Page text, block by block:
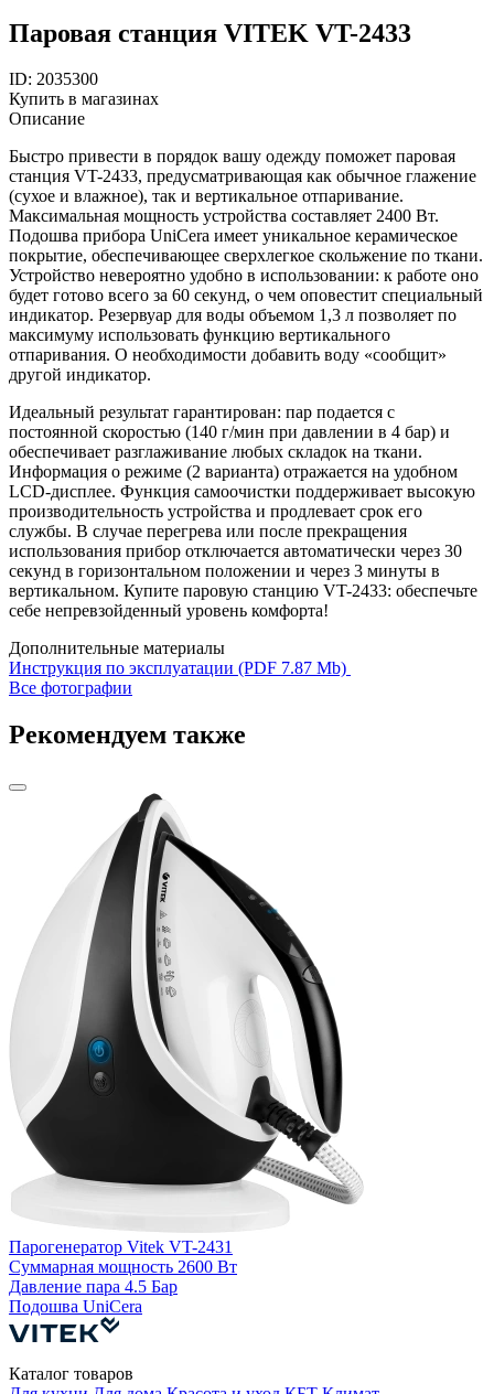
Паровая станция VITEK VT-2433
ID: 2035300
Купить в магазинах
Описание
Быстро привести в порядок вашу одежду поможет паровая
станция VT-2433, предусматривающая как обычное глажение
(сухое и влажное), так и вертикальное отпаривание.
Максимальная мощность устройства составляет 2400 Вт.
Подошва прибора UniCera имеет уникальное керамическое
покрытие, обеспечивающее сверхлегкое скольжение по ткани.
Устройство невероятно удобно в использовании: к работе оно
будет готово всего за 60 секунд, о чем оповестит специальный
индикатор. Резервуар для воды объемом 1,3 л позволяет по
максимуму использовать функцию вертикального
отпаривания. О необходимости добавить воду «сообщит»
другой индикатор.
Идеальный результат гарантирован: пар подается с
постоянной скоростью (140 г/мин при давлении в 4 бар) и
обеспечивает разглаживание любых складок на ткани.
Информация о режиме (2 варианта) отражается на удобном
LCD-дисплее. Функция самоочистки поддерживает высокую
производительность устройства и продлевает срок его
службы. В случае перегрева или после прекращения
использования прибор отключается автоматически через 30
секунд в горизонтальном положении и через 3 минуты в
вертикальном. Купите паровую станцию VT-2433: обеспечьте
себе непревзойденный уровень комфорта!
Дополнительные материалы
Инструкция по эксплуатации (PDF 7.87 Mb)
Все фотографии
Рекомендуем также
Парогенератор Vitek VT-2431
Суммарная мощность 2600 Вт
Давление пара 4.5 Бар
Подошва UniCera
Каталог товаров